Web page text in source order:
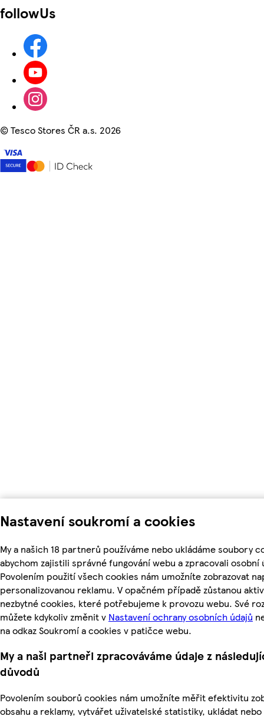
Nastavení soukromí a cookies
My a našich 18 partnerů používáme nebo ukládáme soubory
abychom zajistili správné fungování webu a zpracovali osobní
Povolením použití všech cookies nám umožníte zobrazovat
personalizovanou reklamu. V opačném případě zůstanou
nezbytné cookies, které potřebujeme k provozu webu. Své
můžete kdykoliv změnit v Nastavení ochrany osobních údajů
na odkaz Soukromí a cookies v patičce webu.
My a naši partneři zpracováváme údaje z
důvodů
Povolením souborů cookies nám umožníte měřit efektivitu
obsahu a reklamy, vytvářet uživatelské statistiky, ukládat
followUs
©Tesco Stores ČR a.s. 2026